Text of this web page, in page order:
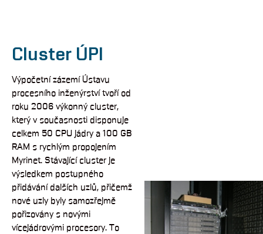
Cluster ÚPI
Výpočetní zázemí Ústavu
procesního inženýrství tvoří od
roku 2006 výkonný cluster,
který v současnosti disponuje
celkem 50 CPU jádry a 100 GB
RAM s rychlým propojením
Myrinet. Stávající cluster je
výsledkem postupného
přidávání dalších uzlů, přičemž
nové uzly byly samozřejmě
pořizovány s novými
vícejádrovými procesory. To